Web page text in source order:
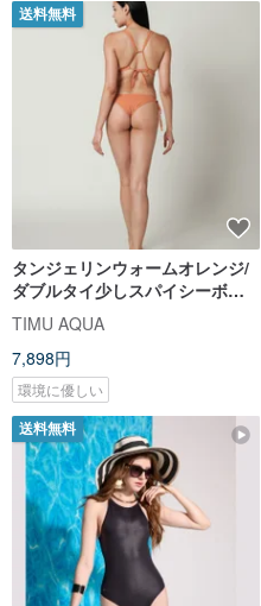
送料無料
タンジェリンウォームオレンジ/
ダブルタイ少しスパイシーボト
ムス/ボトムス
TIMU AQUA
7,898円
環境に優しい
送料無料